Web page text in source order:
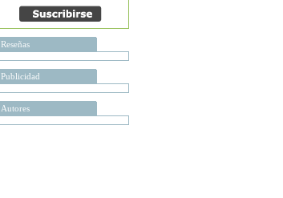
Reseñas
Publicidad
Autores